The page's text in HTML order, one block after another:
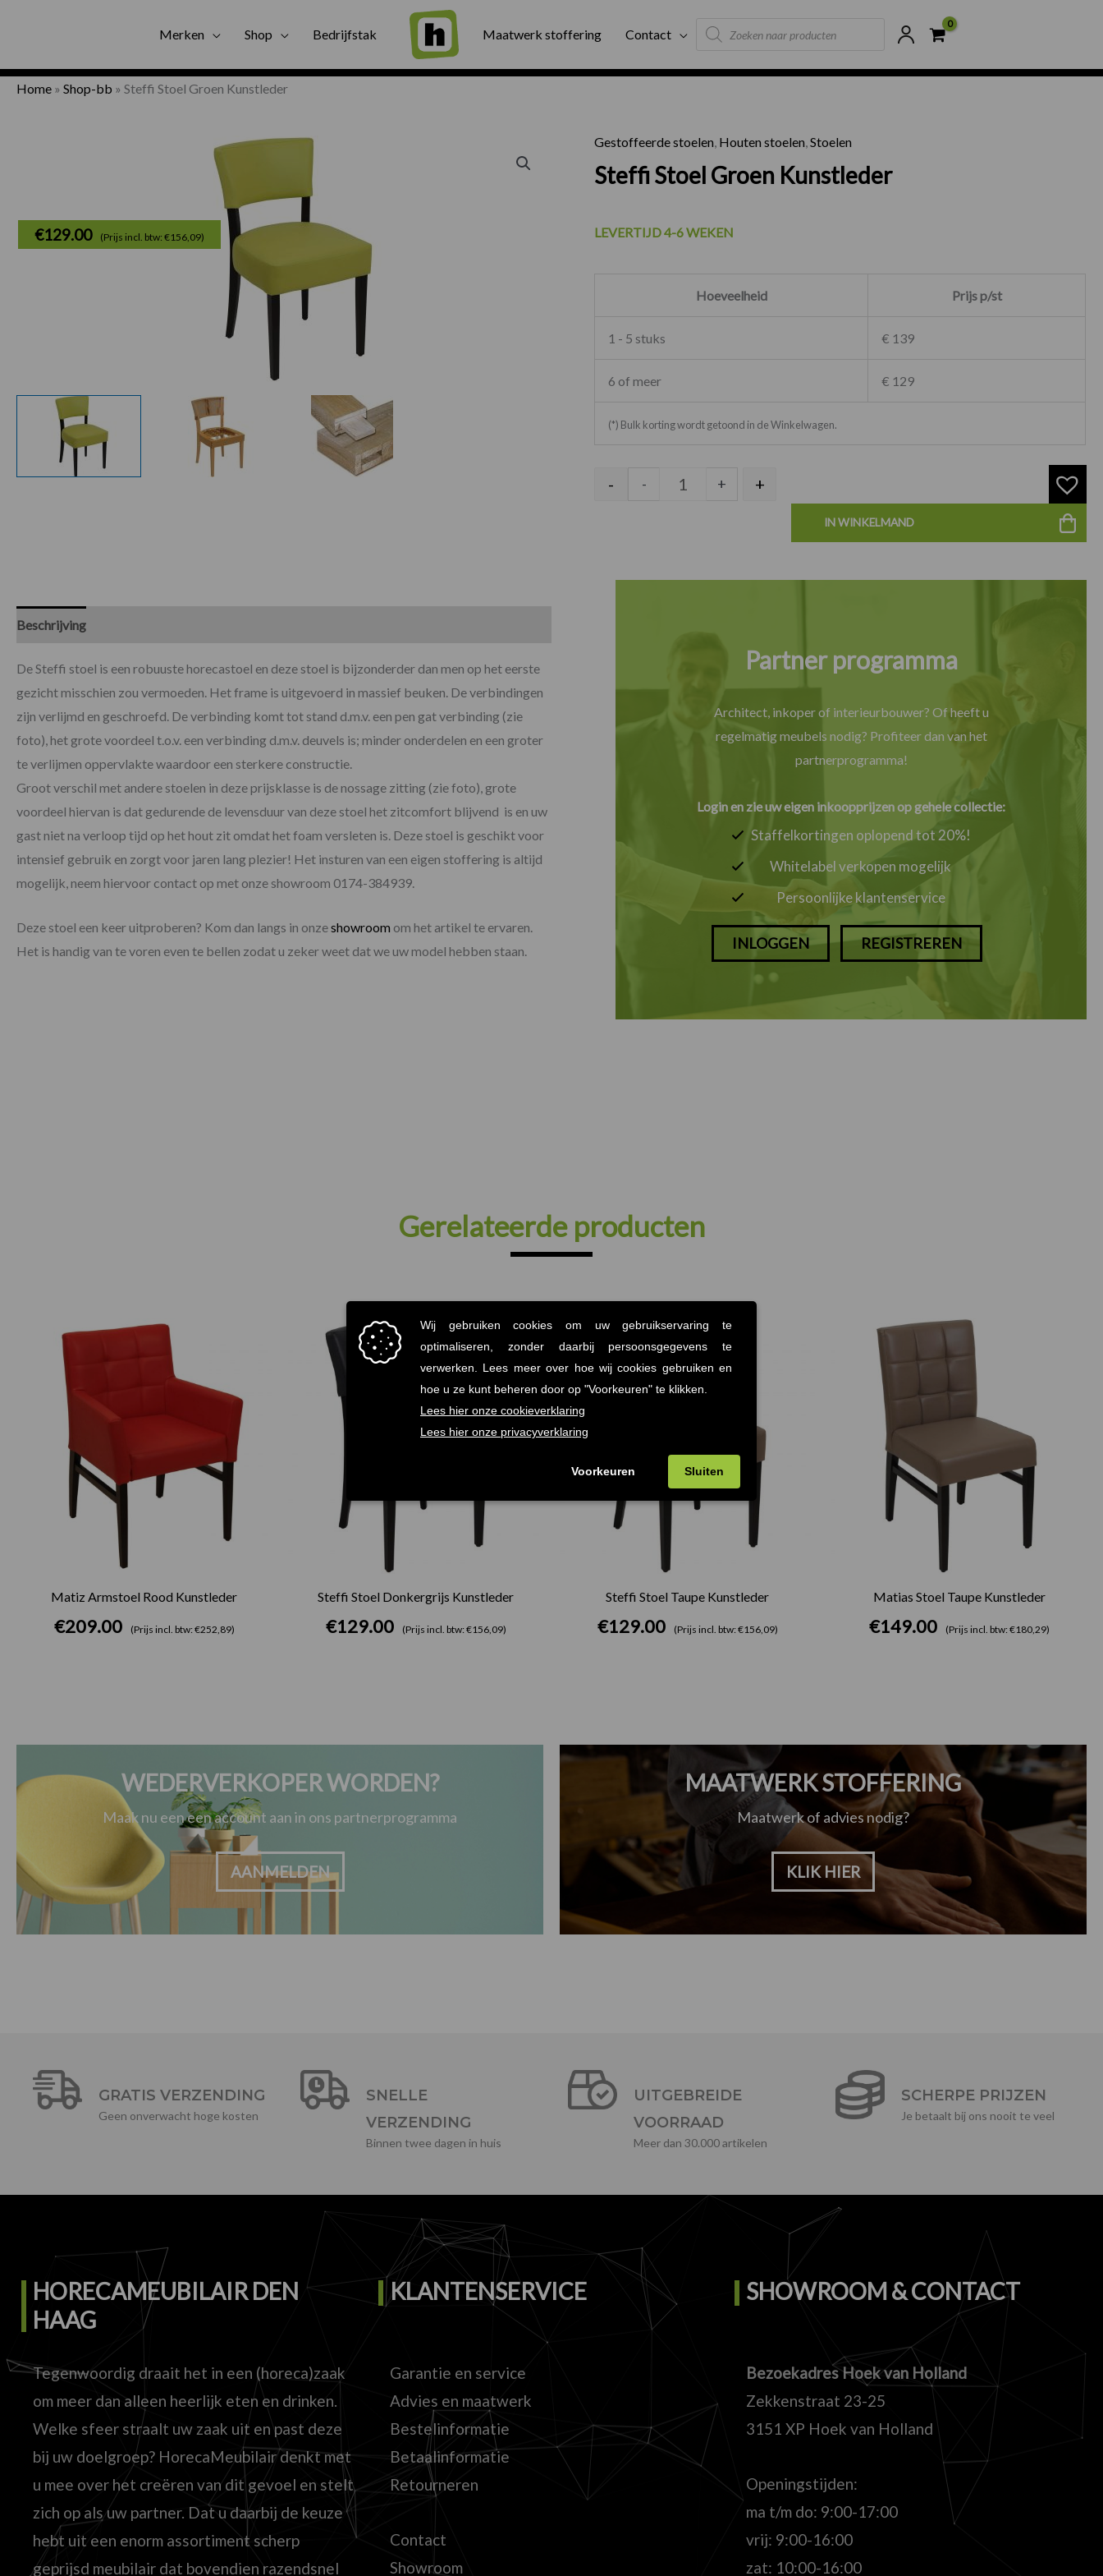
Merken Shop Bedrijfstak Maatwerk stoffering Contact
Products
search
Gratis bezorging Binnen twee werkdagen geleverd Externe voorraad Scherpste prijzen van NL
Home » Shop-bb » Steffi Stoel Groen Kunstleder
Gestoffeerde stoelen, Houten stoelen,Stoelen
Steffi Stoel Groen Kunstleder
€129.00 (Prijs incl. btw: €156,09) LEVERTIJD 4-6 WEKEN
Hoeveelheid Prijs p/st
1 - 5 stuks € 139
6 of meer € 129
(*) Bulk korting wordt getoond in de Winkelwagen.
Steffi Stoel Groen Kunstleder aantal
- - + +
IN WINKELMAND
Beschrijving
De Steffi stoel is een robuuste horecastoel en deze stoel is bijzonderder dan men op het eerste
gezicht misschien zou vermoeden. Het frame is uitgevoerd in massief beuken. De verbindingen
zijn verlijmd en geschroefd. De verbinding komt tot stand d.m.v. een pen gat verbinding (zie
foto), het grote voordeel t.o.v. een verbinding d.m.v. deuvels is; minder onderdelen en een groter
te verlijmen oppervlakte waardoor een sterkere constructie.
Groot verschil met andere stoelen in deze prijsklasse is de nossage zitting (zie foto), grote
voordeel hiervan is dat gedurende de levensduur van deze stoel het zitcomfort blijvend is en uw
gast niet na verloop tijd op het hout zit omdat het foam versleten is. Deze stoel is geschikt voor
intensief gebruik en zorgt voor jaren lang plezier! Het insturen van een eigen stoffering is altijd
mogelijk, neem hiervoor contact op met onze showroom 0174-384939.
Deze stoel een keer uitproberen? Kom dan langs in onzeshowroom om het artikel te ervaren.
Het is handig van te voren even te bellen zodat u zeker weet dat we uw model hebben staan.
Partner programma
Architect, inkoper of interieurbouwer? Of heeft u
regelmatig meubels nodig? Profiteer dan van het
partnerprogramma!
Login en zie uw eigen inkoopprijzen op gehele collectie:
Staffelkortingen oplopend tot 20%!
Whitelabel verkopen mogelijk
Persoonlijke klantenservice
INLOGGEN REGISTREREN
Gerelateerde producten
Matiz Armstoel Rood Kunstleder
€209.00 (Prijs incl. btw: €252,89)
Steffi Stoel Donkergrijs Kunstleder
€129.00 (Prijs incl. btw: €156,09)
Steffi Stoel Taupe Kunstleder
€129.00 (Prijs incl. btw: €156,09)
Matias Stoel Taupe Kunstleder
€149.00 (Prijs incl. btw: €180,29)
WEDERVERKOPER WORDEN?
Maak nu een een account aan in ons partnerprogramma
AANMELDEN
MAATWERK STOFFERING
Maatwerk of advies nodig?
KLIK HIER
GRATIS VERZENDING
Geen onverwacht hoge kosten
SNELLE
VERZENDING
Binnen twee dagen in huis
UITGEBREIDE
VOORRAAD
Meer dan 30.000 artikelen
SCHERPE PRIJZEN
Je betaalt bij ons nooit te veel
HORECAMEUBILAIR DEN
HAAG
Tegenwoordig draait het in een (horeca)zaak
om meer dan alleen heerlijk eten en drinken.
Welke sfeer straalt uw zaak uit en past deze
bij uw doelgroep? HorecaMeubilair denkt met
u mee over het creëren van dit gevoel en stelt
zich op als uw partner. Dat u daarbij de keuze
hebt uit een enorm assortiment scherp
geprijsd meubilair dat bovendien razendsnel
KLANTENSERVICE
Garantie en service
Advies en maatwerk
Bestelinformatie
Betaalinformatie
Retourneren
Contact
Showroom
SHOWROOM & CONTACT
Bezoekadres Hoek van Holland
Zekkenstraat 23-25
3151 XP Hoek van Holland
Openingstijden:
ma t/m do: 9:00-17:00
vrij: 9:00-16:00
zat: 10:00-16:00